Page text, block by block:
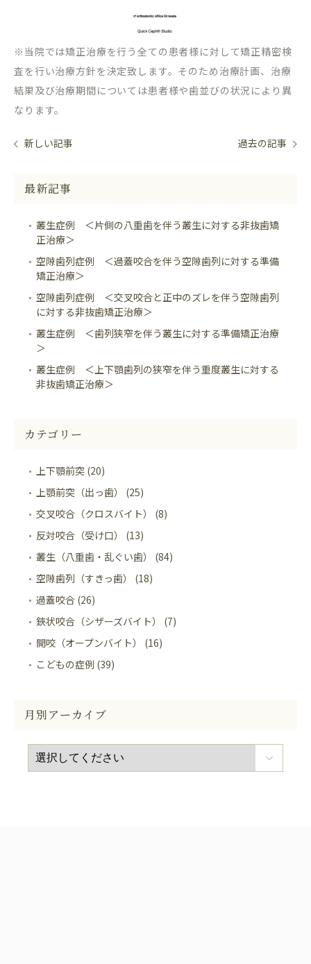
※当院では矯正治療を行う全ての患者様に対して矯正精密検
査を行い治療方針を決定致します。そのため治療計画、治療
結果及び治療期間については患者様や歯並びの状況により異
なります。
新しい記事 過去の記事
最新記事
叢生症例 ＜片側の八重歯を伴う叢生に対する非抜歯矯
正治療＞
空隙歯列症例 ＜過蓋咬合を伴う空隙歯列に対する準備
矯正治療＞
空隙歯列症例 ＜交叉咬合と正中のズレを伴う空隙歯列
に対する非抜歯矯正治療＞
叢生症例 ＜歯列狭窄を伴う叢生に対する準備矯正治療
＞
叢生症例 ＜上下顎歯列の狭窄を伴う重度叢生に対する
非抜歯矯正治療＞
カテゴリー
上下顎前突 (20)
上顎前突（出っ歯） (25)
交叉咬合（クロスバイト） (8)
反対咬合（受け口） (13)
叢生（八重歯・乱ぐい歯） (84)
空隙歯列（すきっ歯） (18)
過蓋咬合 (26)
鋏状咬合（シザーズバイト） (7)
開咬（オープンバイト） (16)
こどもの症例 (39)
月別アーカイブ